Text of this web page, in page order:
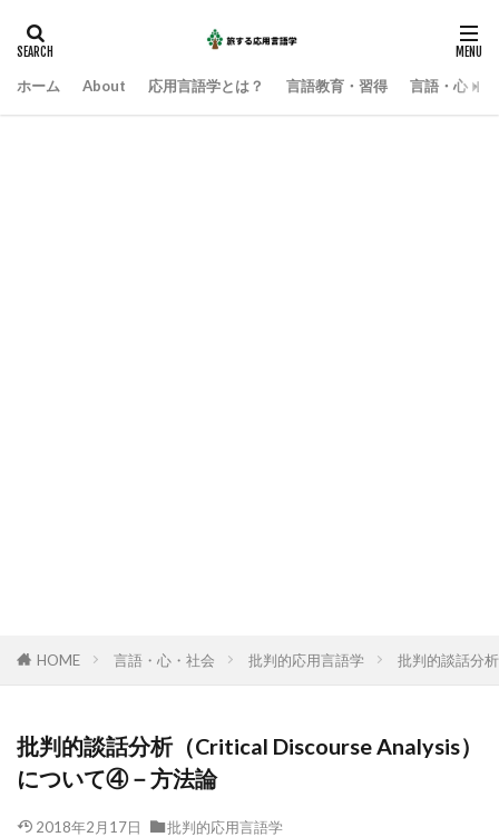
ホーム About 応用言語学とは？ 言語教育・習得 言語・心・
HOME 言語・心・社会 批判的応用言語学 批判的談話分
批判的談話分析（Critical Discourse Analysis）
について④－方法論
2018年2月17日
批判的応用言語学